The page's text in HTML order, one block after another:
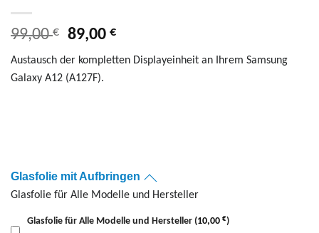
99,00€
Ursprünglicher
war:
99,00 €
89,00€Aktueller
ist:
Austausch der kompletten Displayeinheit an Ihrem Samsung
Galaxy A12 (A127F).
Glasfolie mit Aufbringen
Glasfolie für Alle Modelle und Hersteller
Glasfolie für Alle Modelle und Hersteller (10,00 €)